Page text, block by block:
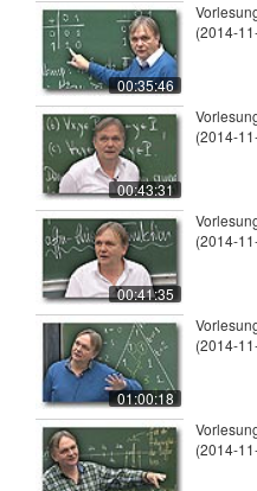
00:35:46
(2014-
00:43:31
(2014-
00:41:35
(2014-
01:00:18
(2014-
(2014-